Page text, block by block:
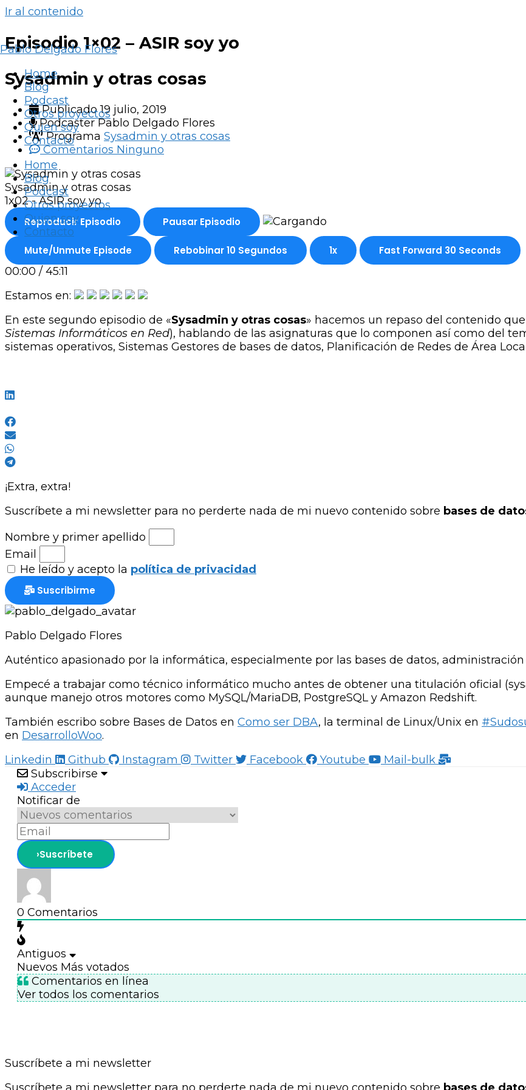
Ir al contenido
Pablo Delgado Flores
Home
Blog
Podcast
Otros proyectos
Quien soy
Contacto
Home
Blog
Podcast
Otros proyectos
Quien soy
Contacto
Episodio 1×02 – ASIR soy yo
Sysadmin y otras cosas
Publicado 19 julio, 2019
PodcasterPablo Delgado Flores
Programa Sysadmin y otras cosas
Comentarios Ninguno
Sysadmin y otras cosas
1x02 - ASIR soy yo
Reproducir Episodio Pausar Episodio
Mute/Unmute Episode Rebobinar 10 Segundos 1x Fast Forward 30 Seconds
00:00 / 45:11
Estamos en:
En este segundo episodio de «Sysadmin y otras cosas» hacemos un repaso del contenido
Sistemas Informáticos en Red), hablando de las asignaturas que lo componen así como del
sistemas operativos, Sistemas Gestores de bases de datos, Planificación de Redes de Área
¡Extra, extra!
Suscríbete a mi newsletter para no perderte nada de mi nuevo contenido sobre bases de
Nombre y primer apellido
Email
He leído y acepto la política de privacidad
Suscribirme
Pablo Delgado Flores
Auténtico apasionado por la informática, especialmente por las bases de datos,
Empecé a trabajar como técnico informático mucho antes de obtener una titulación oficial
aunque manejo otros motores como MySQL/MariaDB, PostgreSQL y Amazon Redshift.
También escribo sobre Bases de Datos en Como ser DBA, la terminal de Linux/Unix en
en DesarrolloWoo.
Linkedin
Github Instagram Twitter Facebook Youtube
Mail-bulk
Subscribirse
Acceder
Notificar de
0 Comentarios
Antiguos
Nuevos Más votados
Comentarios en línea
Ver todos los comentarios
Suscríbete a mi newsletter